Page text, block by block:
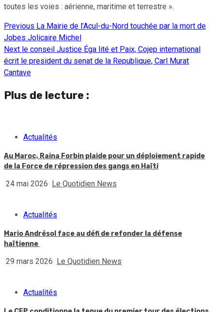
toutes les voies : aérienne, maritime et terrestre ».
Continue
Reading
Previous La Mairie de l’Acul-du-Nord touchée par la mort de
Jobes Jolicaire Michel
Next le conseil Justice Éga lité et Paix, Cojep international
écrit le president du senat de la Republique, Carl Murat
Cantave
Plus de lecture :
Actualités
Au Maroc, Raina Forbin plaide pour un déploiement rapide
de la Force de répression des gangs en Haïti
24 mai 2026 Le Quotidien News
Actualités
Mario Andrésol face au défi de refonder la défense
haïtienne
29 mars 2026 Le Quotidien News
Actualités